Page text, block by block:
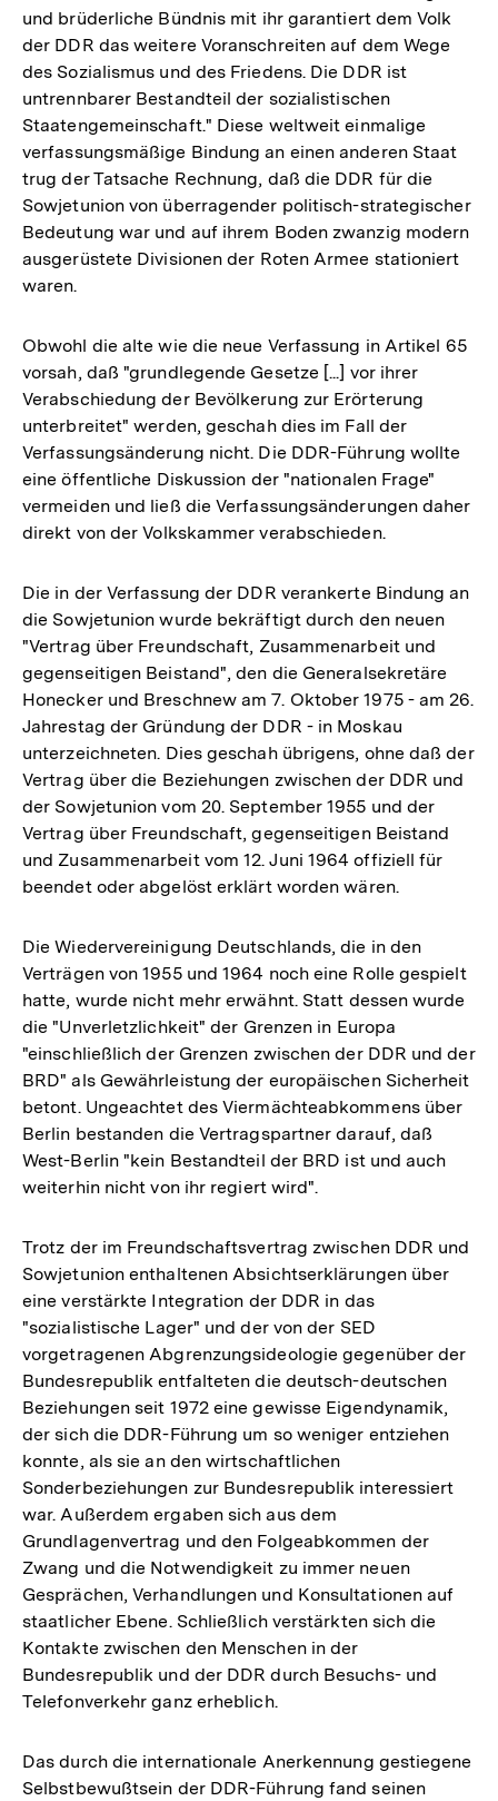
und brüderliche Bündnis mit ihr garantiert dem Volk
der DDR das weitere Voranschreiten auf dem Wege
des Sozialismus und des Friedens. Die DDR ist
untrennbarer Bestandteil der sozialistischen
Staatengemeinschaft." Diese weltweit einmalige
verfassungsmäßige Bindung an einen anderen Staat
trug der Tatsache Rechnung, daß die DDR für die
Sowjetunion von überragender politisch-strategischer
Bedeutung war und auf ihrem Boden zwanzig modern
ausgerüstete Divisionen der Roten Armee stationiert
waren.
Obwohl die alte wie die neue Verfassung in Artikel 65
vorsah, daß "grundlegende Gesetze [...] vor ihrer
Verabschiedung der Bevölkerung zur Erörterung
unterbreitet" werden, geschah dies im Fall der
Verfassungsänderung nicht. Die DDR-Führung wollte
eine öffentliche Diskussion der "nationalen Frage"
vermeiden und ließ die Verfassungsänderungen daher
direkt von der Volkskammer verabschieden.
Die in der Verfassung der DDR verankerte Bindung an
die Sowjetunion wurde bekräftigt durch den neuen
"Vertrag über Freundschaft, Zusammenarbeit und
gegenseitigen Beistand", den die Generalsekretäre
Honecker und Breschnew am 7. Oktober 1975 - am 26.
Jahrestag der Gründung der DDR - in Moskau
unterzeichneten. Dies geschah übrigens, ohne daß der
Vertrag über die Beziehungen zwischen der DDR und
der Sowjetunion vom 20. September 1955 und der
Vertrag über Freundschaft, gegenseitigen Beistand
und Zusammenarbeit vom 12. Juni 1964 offiziell für
beendet oder abgelöst erklärt worden wären.
Die Wiedervereinigung Deutschlands, die in den
Verträgen von 1955 und 1964 noch eine Rolle gespielt
hatte, wurde nicht mehr erwähnt. Statt dessen wurde
die "Unverletzlichkeit" der Grenzen in Europa
"einschließlich der Grenzen zwischen der DDR und der
BRD" als Gewährleistung der europäischen Sicherheit
betont. Ungeachtet des Viermächteabkommens über
Berlin bestanden die Vertragspartner darauf, daß
West-Berlin "kein Bestandteil der BRD ist und auch
weiterhin nicht von ihr regiert wird".
Trotz der im Freundschaftsvertrag zwischen DDR und
Sowjetunion enthaltenen Absichtserklärungen über
eine verstärkte Integration der DDR in das
"sozialistische Lager" und der von der SED
vorgetragenen Abgrenzungsideologie gegenüber der
Bundesrepublik entfalteten die deutsch-deutschen
Beziehungen seit 1972 eine gewisse Eigendynamik,
der sich die DDR-Führung um so weniger entziehen
konnte, als sie an den wirtschaftlichen
Sonderbeziehungen zur Bundesrepublik interessiert
war. Außerdem ergaben sich aus dem
Grundlagenvertrag und den Folgeabkommen der
Zwang und die Notwendigkeit zu immer neuen
Gesprächen, Verhandlungen und Konsultationen auf
staatlicher Ebene. Schließlich verstärkten sich die
Kontakte zwischen den Menschen in der
Bundesrepublik und der DDR durch Besuchs- und
Telefonverkehr ganz erheblich.
Das durch die internationale Anerkennung gestiegene
Selbstbewußtsein der DDR-Führung fand seinen